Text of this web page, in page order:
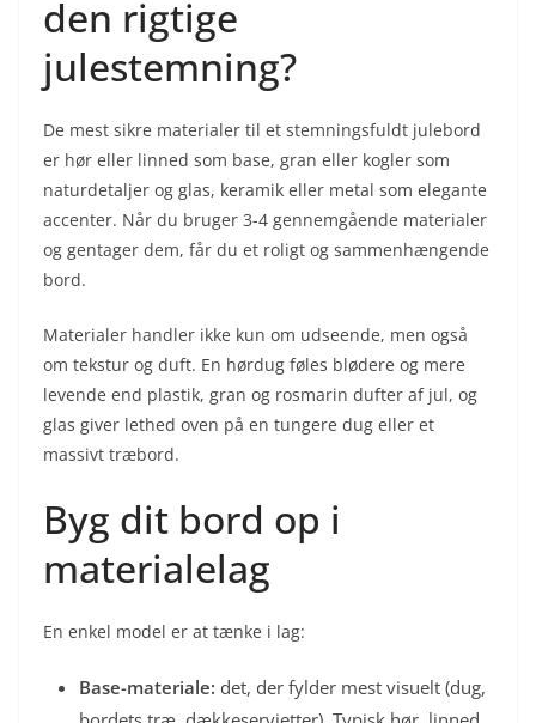
den rigtige
julestemning?
De mest sikre materialer til et stemningsfuldt julebord
er hør eller linned som base, gran eller kogler som
naturdetaljer og glas, keramik eller metal som elegante
accenter. Når du bruger 3-4 gennemgående materialer
og gentager dem, får du et roligt og sammenhængende
bord.
Materialer handler ikke kun om udseende, men også
om tekstur og duft. En hørdug føles blødere og mere
levende end plastik, gran og rosmarin dufter af jul, og
glas giver lethed oven på en tungere dug eller et
massivt træbord.
Byg dit bord op i
materialelag
En enkel model er at tænke i lag:
Base-materiale: det, der fylder mest visuelt (dug,